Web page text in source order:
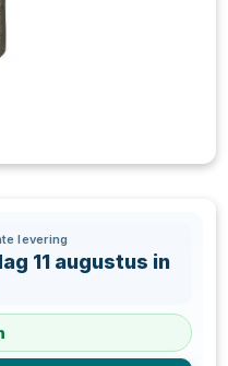
levering
11 augustus in